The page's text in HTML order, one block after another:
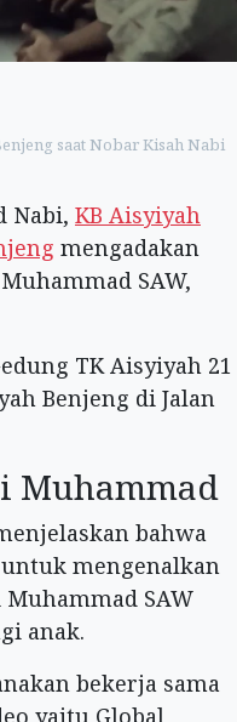
saat Nobar Kisah Nabi
Nabi, KB Aisyiyah
mengadakan
SAW,
TK Aisyiyah 21
Benjeng di Jalan
Muhammad
bahwa
mengenalkan
SAW
anak.
bekerja sama
yaitu Global